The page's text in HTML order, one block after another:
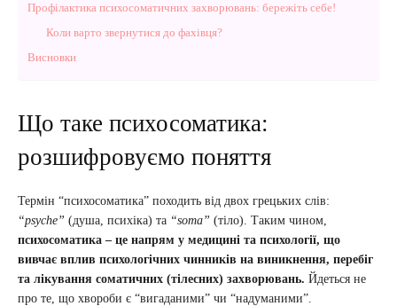
Профілактика психосоматичних захворювань: бережіть себе!
Коли варто звернутися до фахівця?
Висновки
Що таке психосоматика:
розшифровуємо поняття
Термін “психосоматика” походить від двох грецьких слів:
“psyche” (душа, психіка) та “soma” (тіло). Таким чином,
психосоматика – це напрям у медицині та психології, що
вивчає вплив психологічних чинників на виникнення, перебіг
та лікування соматичних (тілесних) захворювань. Йдеться не
про те, що хвороби є “вигаданими” чи “надуманими”.